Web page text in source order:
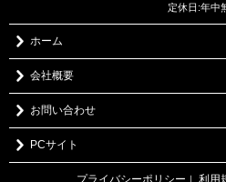
定休日:年中
ホーム
会社概要
お問い合わせ
PCサイト
プライバシーポリシー ｜ 利用